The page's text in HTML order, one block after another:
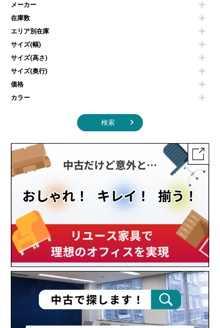
その他OA機器
コートハンガー・ポールハンガー
傘立て
食器棚・キッチンキャビネット
カタログスタンド
オフィスアクセサリーその他
カウンターテーブル
センターテーブル・サイドテーブル
ベンチ・スツール
ソファ
シェルフ
ダストボックス（ゴミ箱）
インテリア家具その他
冷蔵庫・洗濯機
空気清浄機・加湿器
液晶テレビ・モニター類
エアコン
掃除機
季節家電
メーカー
在庫数
エリア別在庫
サイズ(幅)
サイズ(高さ)
サイズ(奥行)
価格
カラー
検索